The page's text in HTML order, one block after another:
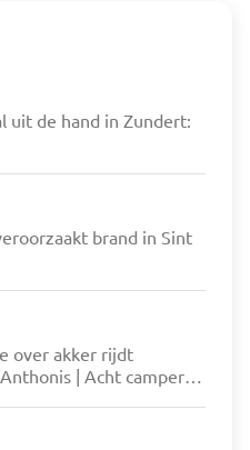
uit de hand in Zundert:
brand in Sint
over akker rijdt
| Acht campers